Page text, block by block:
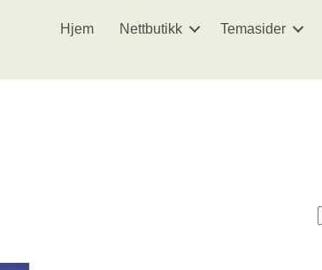
Hjem Nettbutikk Temasider